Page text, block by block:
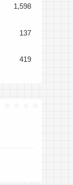
1,598
137
419